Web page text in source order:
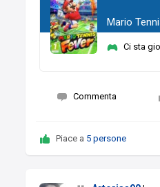
Mario
Ci sta
Commenta
Piace a 5 persone